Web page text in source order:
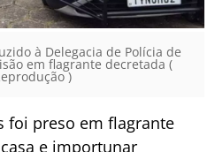
à Delegacia de Polícia de
em flagrante decretada (
)
foi preso em flagrante
e importunar